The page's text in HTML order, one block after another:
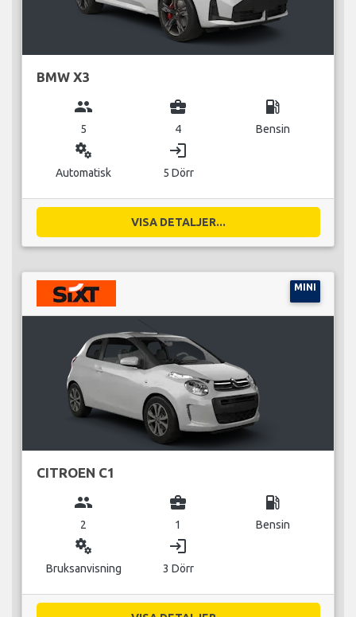
BMW X3
group
5
business_center
4
local_gas_station
Bensin
miscellaneous_services
Automatisk
login
5 Dörr
VISA DETALJER...
MINI
CITROEN C1
group
2
business_center
1
local_gas_station
Bensin
miscellaneous_services
Bruksanvisning
login
3 Dörr